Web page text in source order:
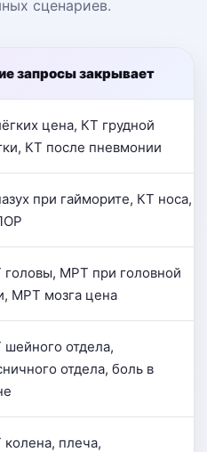
сценариев.
запросы закрывает
цена, КТ грудной
КТ после пневмонии
при гайморите, КТ носа,
МРТ при головной
МРТ мозга цена
отдела,
отдела, боль в
плеча,